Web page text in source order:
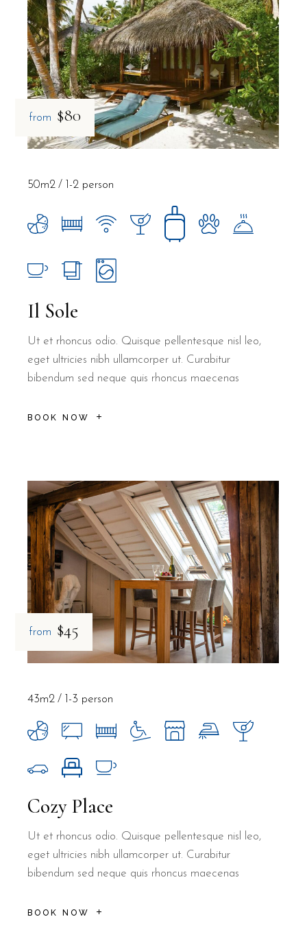
from $80
Il Sole
Ut et rhoncus odio. Quisque pellentesque nisl leo,
eget ultricies nibh ullamcorper ut. Curabitur
bibendum sed neque quis rhoncus maecenas
BOOK NOW
50m2 1-2 person
from $45
Cozy Place
Ut et rhoncus odio. Quisque pellentesque nisl leo,
eget ultricies nibh ullamcorper ut. Curabitur
bibendum sed neque quis rhoncus maecenas
BOOK NOW
43m2 1-3 person